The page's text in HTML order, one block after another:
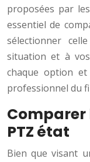
proposées par
essentiel de
sélectionner
situation et à
chaque option et
professionnel du
Comparer
PTZ état
Bien que visant